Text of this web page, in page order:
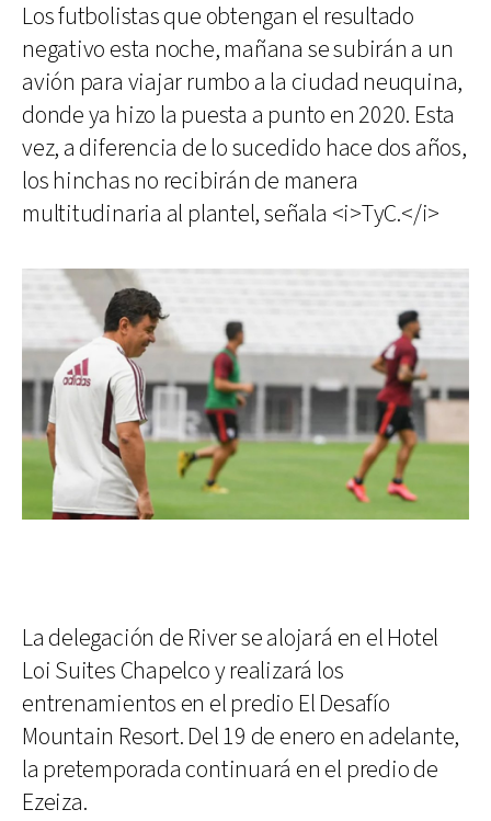
Los futbolistas que obtengan el resultado
negativo esta noche, mañana se subirán a un
avión para viajar rumbo a la ciudad neuquina,
donde ya hizo la puesta a punto en 2020. Esta
vez, a diferencia de lo sucedido hace dos años,
los hinchas no recibirán de manera
multitudinaria al plantel, señala <i>TyC.</i>
La delegación de River se alojará en el Hotel
Loi Suites Chapelco y realizará los
entrenamientos en el predio El Desafío
Mountain Resort. Del 19 de enero en adelante,
la pretemporada continuará en el predio de
Ezeiza.